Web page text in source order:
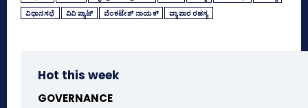
ವಿಧಾನಸಭೆ ವಿವಿ ಪ್ಯಾಟ್‌ ವೆಂಕಟೇಶ್‌ ನಾಯಕ್‌ ವ್ಯಾಪಾರ ರಹಸ್ಯ
Hot this week
GOVERNANCE